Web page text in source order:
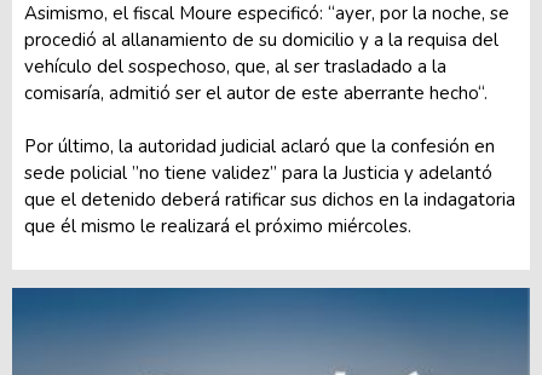
Asimismo, el fiscal Moure especificó: “ayer, por la noche, se
procedió al allanamiento de su domicilio y a la requisa del
vehículo del sospechoso, que, al ser trasladado a la
comisaría, admitió ser el autor de este aberrante hecho“.
Por último, la autoridad judicial aclaró que la confesión en
sede policial ”no tiene validez” para la Justicia y adelantó
que el detenido deberá ratificar sus dichos en la indagatoria
que él mismo le realizará el próximo miércoles.